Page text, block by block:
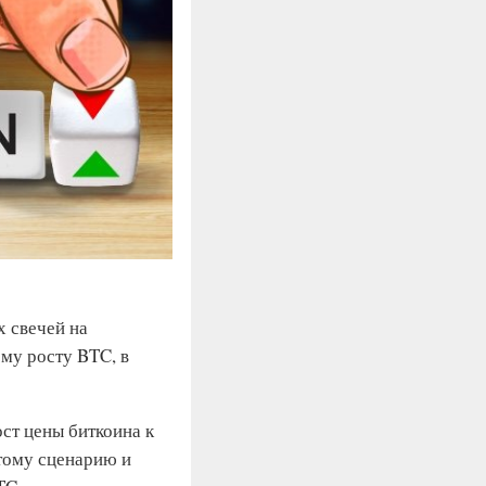
свечей на
росту BTC, в
цены биткоина к
сценарию и